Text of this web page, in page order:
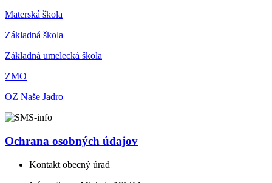
Materská škola
Základná škola
Základná umelecká škola
ZMO
OZ Naše Jadro
Ochrana osobných údajov
Kontakt obecný úrad